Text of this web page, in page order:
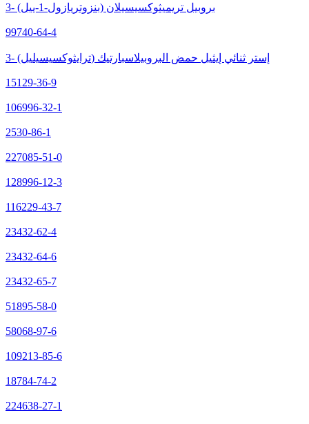
3- (بنزوتريازول-1-ييل) بروبيل تريميثوكسيسيلان
99740-64-4
3- (ترايثوكسيسيليل) إستر ثنائي إيثيل حمض البروبيلاسبارتيك
15129-36-9
106996-32-1
2530-86-1
227085-51-0
128996-12-3
116229-43-7
23432-62-4
23432-64-6
23432-65-7
51895-58-0
58068-97-6
109213-85-6
18784-74-2
224638-27-1